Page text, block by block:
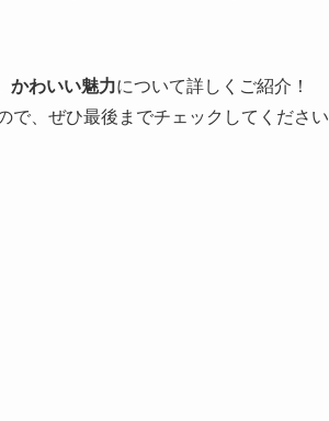
かわいい魅力について詳しくご紹介！
で、ぜひ最後までチェックしてください